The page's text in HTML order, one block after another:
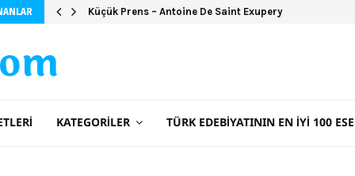
Küçük Prens – Antoine De Saint Exupery
KATEGORILER TÜRK EDEBIYATININ EN İYI 100